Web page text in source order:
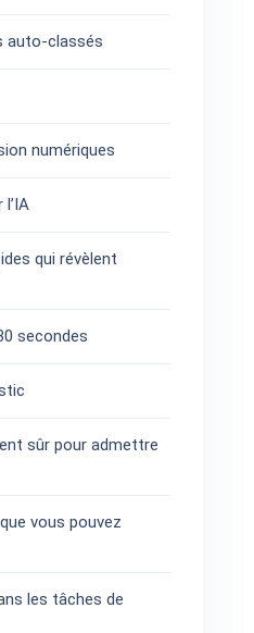
auto-classés
numériques
qui révèlent
secondes
sûr pour admettre
vous pouvez
les tâches de